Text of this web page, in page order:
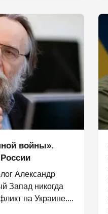
войны».
Александр
Запад никогда
на Украине....